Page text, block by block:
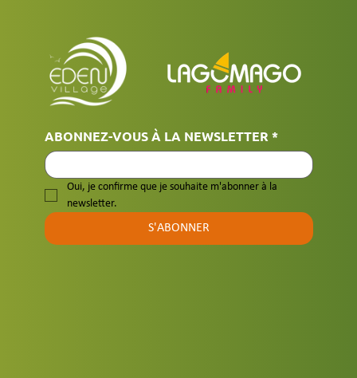
ABONNEZ-VOUS À LA NEWSLETTER *
Oui, je confirme que je souhaite m'abonner à la
newsletter.
S'ABONNER